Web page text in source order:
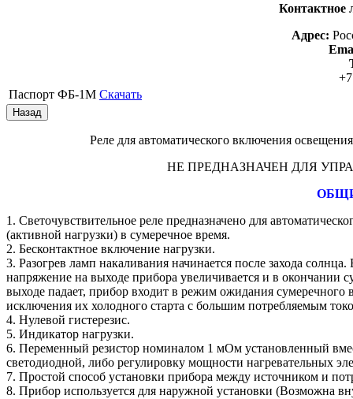
Контактное
Адрес:
Паспорт ФБ-1М Скачать
Реле для автоматического включения
НЕ ПРЕДНАЗНАЧЕН ДЛЯ
1. Светочувствительное реле предназначено для
(активной нагрузки) в сумеречное время.
2. Бесконтактное включение нагрузки.
3. Разогрев ламп накаливания начинается после захода
напряжение на выходе прибора увеличивается и в окончании
выходе падает, прибор входит в режим ожидания сумеречного
исключения их холодного старта с большим потребляемым
4. Нулевой гистерезис.
5. Индикатор нагрузки.
6. Переменный резистор номиналом 1 мОм установленный
светодиодной, либо регулировку мощности нагревательных
7. Простой способ установки прибора между источником и
8. Прибор используется для наружной установки (Возможна